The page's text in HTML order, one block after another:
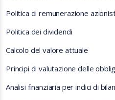
Politica di remunerazione
Politica dei dividendi
Calcolo del valore attuale
Principi di valutazione delle
Analisi finanziaria per indici di